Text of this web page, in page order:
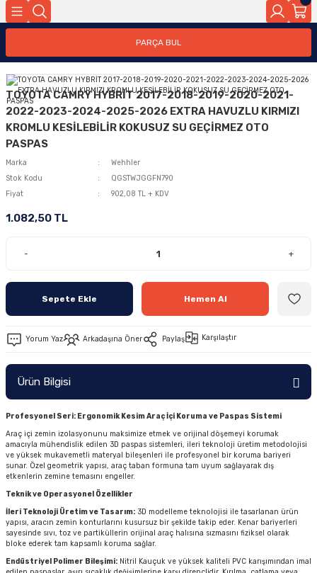
PARÇA BUL
TOYOTA CAMRY HYBRİT 2017-2018-2019-2020-2021-
2022-2023-2024-2025-2026 EXTRA HAVUZLU KIRMIZI
KROMLU KESİLEBİLİR KOKUSUZ SU GEÇİRMEZ OTO
PASPAS
Marka
Wehhler
Stok Kodu
QGSTWJGGFN790
Fiyat
902,08 TL + KDV
1.082,50 TL
- +
Sepete Ekle Hemen Al
Yorum Yaz Arkadaşına Öner Paylaş Karşılaştır
Ürün Bilgisi
Profesyonel Seri: Ergonomik Kesim Araç İçi Koruma ve Paspas Sistemi
Araç içi zemin izolasyonunu maksimize etmek ve orijinal döşemeyi korumak
amacıyla mühendislik edilen 3D paspas sistemleri, ileri teknoloji üretim metodolojisi
ve yüksek mukavemetli materyal bileşenleri ile profesyonel bir koruma bariyeri
sunar. Özel geometrik yapısı, araç taban formuna tam uyum sağlayarak dış
etkenlerin zemine temasını engeller.
Teknik ve Operasyonel Özellikler
İleri Teknoloji Üretim ve Tasarım: 3D modelleme teknolojisi ile tasarlanan ürün
yapısı, aracın zemin konturlarını kusursuz bir şekilde takip eder. Kenar bariyerleri
sayesinde sıvı, toz ve partiküllerin orijinal araç halısına sızmasını fiziksel olarak
bloke ederek tam kapsamlı koruma sağlar.
Endüstriyel Polimer Bileşimi: Nitril Kauçuk ve yüksek kaliteli PVC karışımından imal